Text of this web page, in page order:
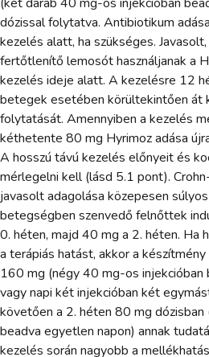
dózissal folytatva. Antibiotikum
kezelés alatt, ha szükséges.
fertőtlenítő lemosót használjanak a
kezelés ideje alatt. A kezelésre 12
betegek esetében körültekintően át
folytatását. Amennyiben a kezelés
kéthetente 80 mg Hyrimoz adása
A hosszú távú kezelés előnyeit és
mérlegelni kell (lásd 5.1 pont).
javasolt adagolása közepesen
betegségben szenvedő felnőttek
0. héten, majd 40 mg a 2. héten. Ha
a terápiás hatást, akkor a
160 mg (négy 40 mg-os injekcióban
vagy napi két injekcióban két
követően a 2. héten 80 mg
beadva egyetlen napon) annak
kezelés során nagyobb a